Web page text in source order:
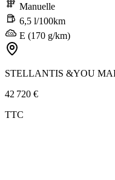
Manuelle
6,5 l/100km
E (170 g/km)
STELLANTIS &YOU
42 720 €
TTC